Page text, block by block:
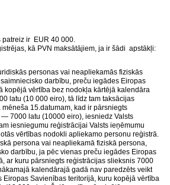
ir EUR 40 000.
kā PVN maksātājiem, ja ir šādi apstākļi:
personas vai neapliekamās fiziskās
darbību, preču iegādes Eiropas
kopējā vērtība bez nodokļa kārtējā kalendāra
latu (10 000 eiro), tā līdz tam taksācijas
15.datumam, kad ir pārsniegts
7000 latu (10000 eiro), iesniedz Valsts
iesniegumu reģistrācijai Valsts ieņēmumu
vērtības nodokli apliekamo personu reģistrā.
persona vai neapliekamā fiziskā persona,
darbību, ja pēc vienas preču iegādes Eiropas
ar kuru pārsniegts reģistrācijas slieksnis 7000
kalendārajā gadā nav paredzēts veikt
Eiropas Savienības teritorijā, kuru kopējā vērtība